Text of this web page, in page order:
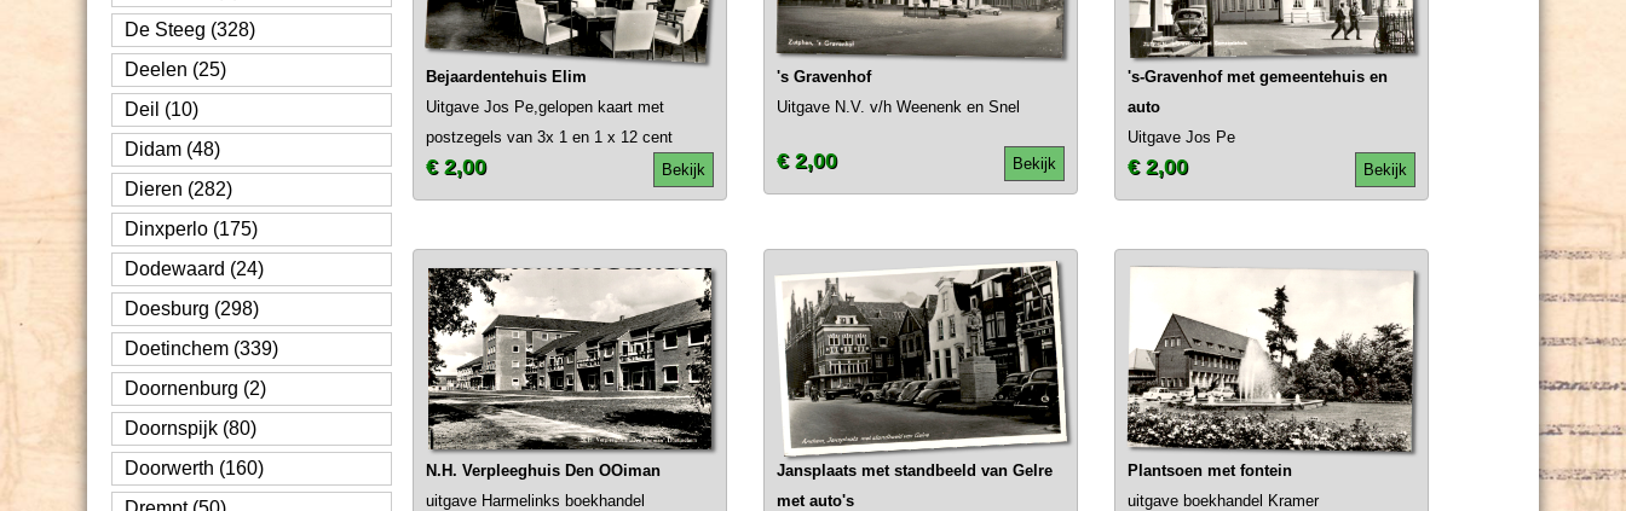
De Steeg (328)
Deelen (25)
Deil (10)
Didam (48)
Dieren (282)
Dinxperlo (175)
Dodewaard (24)
Doesburg (298)
Doetinchem (339)
Doornenburg (2)
Doornspijk (80)
Doorwerth (160)
Bejaardentehuis Elim
Uitgave Jos Pe,gelopen kaart met
postzegels van 3x 1 en 1 x 12 cent
Bekijk
€ 2,00
's Gravenhof
Uitgave N.V. v/h Weenenk en Snel
Bekijk
€ 2,00
's-Gravenhof met gemeentehuis en
auto
Uitgave Jos Pe
Bekijk
€ 2,00
N.H. Verpleeghuis Den OOiman
uitgave Harmelinks boekhandel
Jansplaats met standbeeld van Gelre
met auto's
Plantsoen met fontein
uitgave boekhandel Kramer